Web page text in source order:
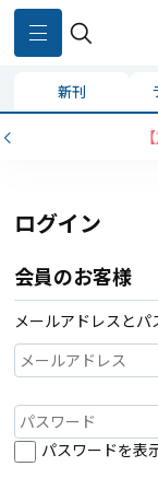
新刊
ログイン
会員のお客様
メールアドレスとパ
パスワードを表